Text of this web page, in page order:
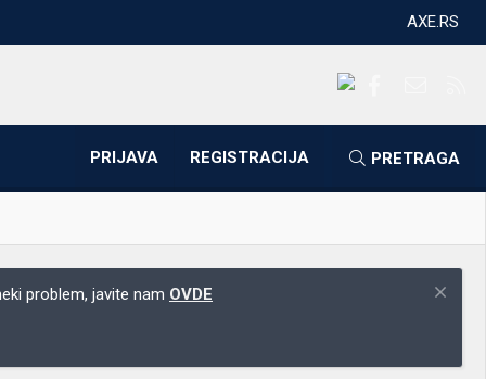
AXE.RS
PRIJAVA REGISTRACIJA PRETRAGA
problem, javite nam OVDE